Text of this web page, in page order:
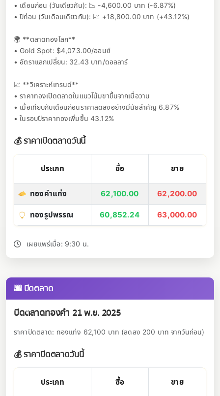
• เดือนก่อน (วันเดียวกัน): 📉 -4,600.00 บาท (-6.87%)
• ปีก่อน (วันเดือนเดียวกัน): 📈 +18,800.00 บาท (+43.12%)
🌍 **ตลาดทองโลก**
• Gold Spot: $4,073.00/ออนซ์
• อัตราแลกเปลี่ยน: 32.43 บาท/ดอลลาร์
📈 **วิเคราะห์เทรนด์**
• ราคาทองเปิดตลาดในแนวโน้มขาขึ้นจากเมื่อวาน
• เมื่อเทียบกับเดือนก่อนราคาลดลงอย่างมีนัยสำคัญ 6.87%
• ในรอบปีราคาทองเพิ่มขึ้น 43.12%
💰 ราคาเปิดตลาดวันนี้
ประเภท ซื้อ ขาย
ทองคำแท่ง 62,100.00 62,200.00
ทองรูปพรรณ 60,852.24 63,000.00
เผยแพร่เมื่อ: 9:30 น.
🌆 ปิดตลาด
ปิดตลาดทองคำ 21 พ.ย. 2025
ราคาปิดตลาด: ทองแท่ง 62,100 บาท (ลดลง 200 บาท จากวันก่อน)
💰 ราคาปิดตลาดวันนี้
ประเภท ซื้อ ขาย